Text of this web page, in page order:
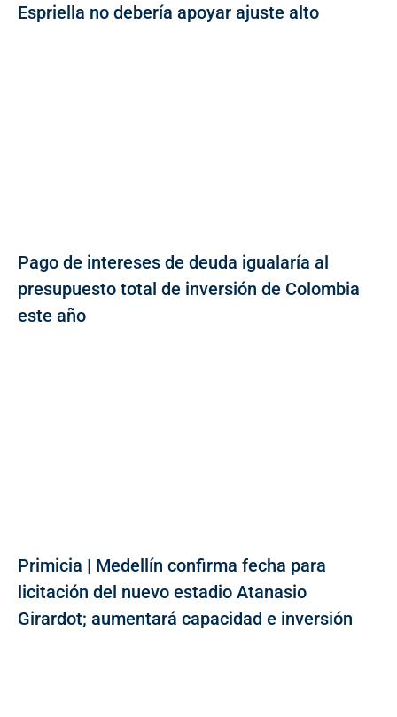
Espriella no debería apoyar ajuste alto
Pago de intereses de deuda igualaría al
presupuesto total de inversión de Colombia
este año
Primicia | Medellín confirma fecha para
licitación del nuevo estadio Atanasio
Girardot; aumentará capacidad e inversión